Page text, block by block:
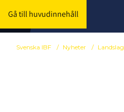
Gå till huvudinnehåll
Svenska IBF / Nyheter / Landslag